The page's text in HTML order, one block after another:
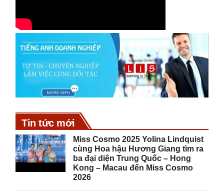
Tin tức mới
Miss Cosmo 2025 Yolina Lindquist
cùng Hoa hậu Hương Giang tìm ra
ba đại diện Trung Quốc – Hong
Kong – Macau đến Miss Cosmo
2026